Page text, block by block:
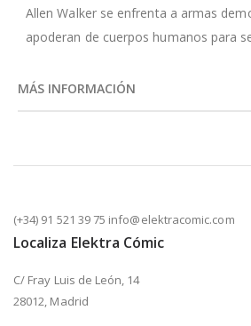
Allen Walker se enfrenta a armas
apoderan de cuerpos humanos para
MÁS INFORMACIÓN
(+34) 91 521 39 75 info@elektracomic.com
Localiza Elektra Cómic
C/ Fray Luis de León, 14
28012, Madrid